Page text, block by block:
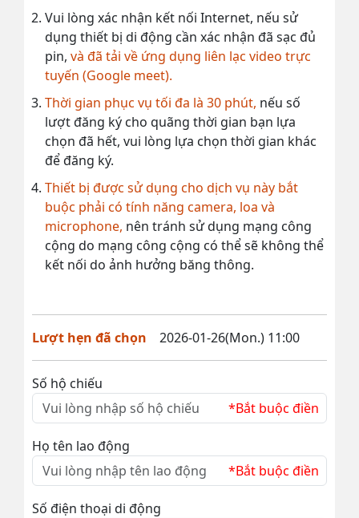
Vui lòng xác nhận kết nối Internet, nếu sử
dụng thiết bị di động cần xác nhận đã sạc đủ
pin, và đã tải về ứng dụng liên lạc video trực
tuyến (Google meet).
Thời gian phục vụ tối đa là 30 phút, nếu số
lượt đăng ký cho quãng thời gian bạn lựa
chọn đã hết, vui lòng lựa chọn thời gian khác
để đăng ký.
Thiết bị được sử dụng cho dịch vụ này bắt
buộc phải có tính năng camera, loa và
microphone, nên tránh sử dụng mạng công
cộng do mạng công cộng có thể sẽ không thể
kết nối do ảnh hưởng băng thông.
Lượt hẹn đã chọn 2026-01-26(Mon.) 11:00
Số hộ chiếu
*Bắt buộc điền
Họ tên lao động
*Bắt buộc điền
Số điện thoại di động